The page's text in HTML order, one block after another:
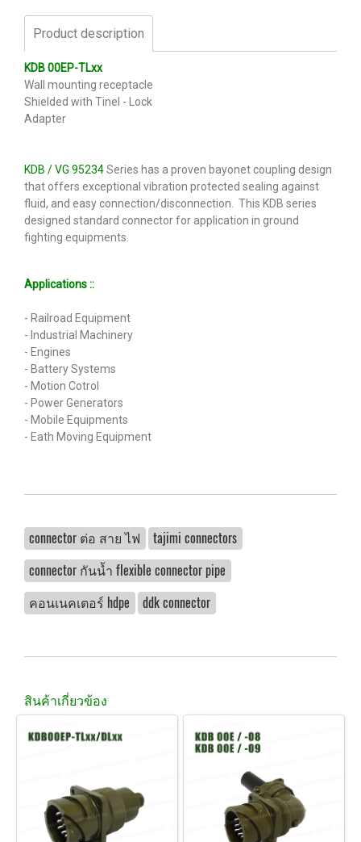
Product description
KDB 00EP-TLxx
Wall mounting receptacle
Shielded with Tinel - Lock
Adapter
KDB / VG 95234Series has a proven bayonet coupling design
that offers exceptional vibration protected sealing against
fluid, and easy connection/disconnection. This KDB series
designed standard connector for application in ground
fighting equipments.
Applications ::
- Railroad Equipment
- Industrial Machinery
- Engines
- Battery Systems
- Motion Cotrol
- Power Generators
- Mobile Equipments
- Eath Moving Equipment
connector ต่อ สาย ไฟ
tajimi connectors
connector กันน้ำ flexible connector pipe
คอนเนคเตอร์ hdpe
ddk connector
สินค้าเกี่ยวข้อง